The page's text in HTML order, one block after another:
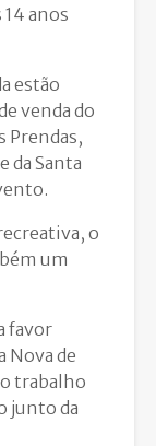
anos
estão
venda do
Prendas,
da Santa
o
um
favor
Nova de
trabalho
junto da